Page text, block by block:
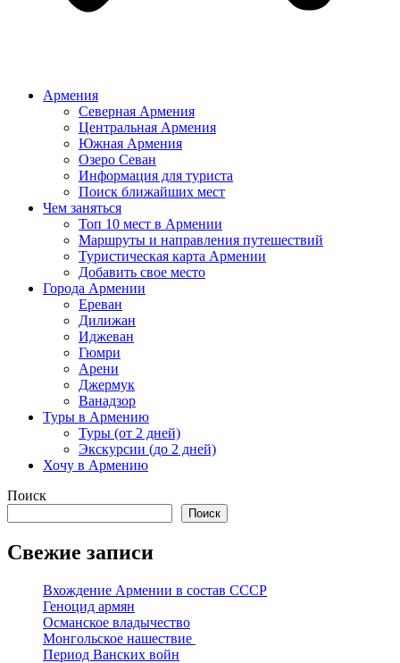
Армения
Северная Армения
Центральная Армения
Южная Армения
Озеро Севан
Информация для туриста
Поиск ближайших мест
Чем заняться
Топ 10 мест в Армении
Маршруты и направления путешествий
Туристическая карта Армении
Добавить свое место
Города Армении
Ереван
Дилижан
Иджеван
Гюмри
Арени
Джермук
Ванадзор
Туры в Армению
Туры (от 2 дней)
Экскурсии (до 2 дней)
Хочу в Армению
Поиск
Поиск
Свежие записи
Вхождение Армении в состав СССР
Геноцид армян
Османское владычество
Монгольское нашествие
Период Ванских войн